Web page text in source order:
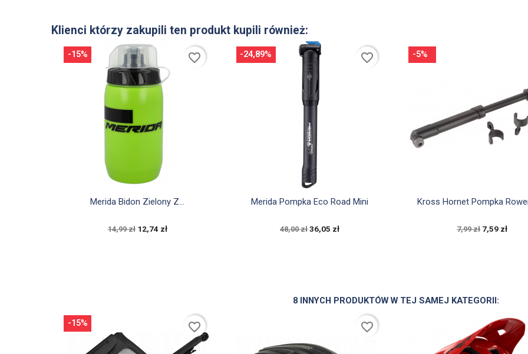
Klienci którzy zakupili ten produkt kupili również:
Szybki podgląd
Merida Bidon Zielony Z...
14,99 zł 12,74 zł
-15% favorite_border
Szybki podgląd
Merida Pompka Eco Road Mini
48,00 zł 36,05 zł
-24,89% favorite_border
Szybki podgląd
Kross Hornet Pompka
7,99 zł 7,59 zł
-5%
8 INNYCH PRODUKTÓW W TEJ SAMEJ KATEGORII:
-15% favorite_border favorite_border